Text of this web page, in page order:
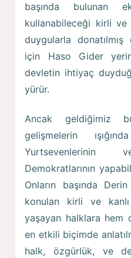
başında bulunan
kullanabileceği kirli ve
duygularla donatılmış
için Haso Gider
devletin ihtiyaç
yürür.
Ancak geldiğimiz
gelişmelerin
Demokratlarının
Onların başında
konulan kirli ve
yaşayan halklara hem
en etkili biçimde
halk, özgürlük, ve